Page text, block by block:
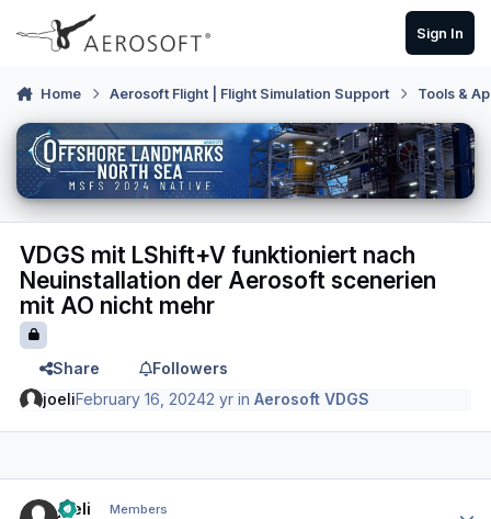
Skip to content
Sign In
Home Aerosoft Flight | Flight Simulation Support Tools &
VDGS mit LShift+V funktioniert nach
Neuinstallation der Aerosoft scenerien
mit AO nicht mehr
Share
Followers
joeliFebruary 16, 20242 yr inAerosoft VDGS
joeli Members